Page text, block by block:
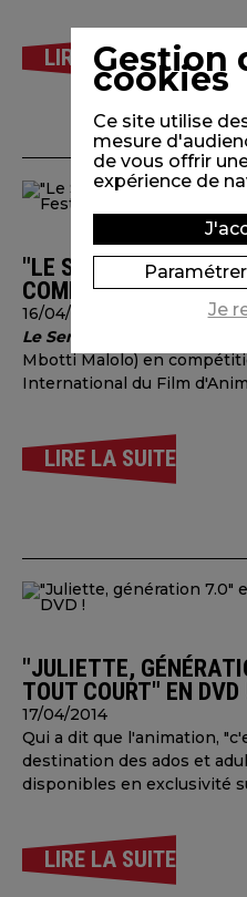
LIRE LA SUITE
"LE SENS DU
COMPÉTITION AU
16/04/2014
Le Sens du toucher
(court
Mbotti Malolo) en
International du Film
LIRE LA SUITE
"JULIETTE,
TOUT COURT" EN DVD
17/04/2014
Qui a dit que l'animation,
destination des ados et
disponibles en exclusivité
LIRE LA SUITE
Gestion
cookies
Ce site utilise
mesure
de vous offrir
expérience de
Je